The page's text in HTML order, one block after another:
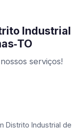
Industrial
serviços!
Distrito Industrial de